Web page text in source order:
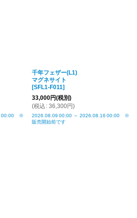
00:00 ※
千年フェザー(L1)
マグネサイト
[SFL1-F011]
33,000円(税別)
(税込 : 36,300円)
2026.08.09 00:00 ～ 2026.08.16 00:00 ※
販売開始前です